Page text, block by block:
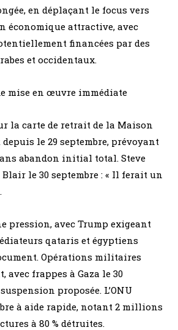
en déplaçant le focus vers
économique attractive, avec
financées par des
et occidentaux.
mise en œuvre immédiate
la carte de retrait de la Maison
le 29 septembre, prévoyant
abandon initial total. Steve
le 30 septembre : « Il ferait un
pression, avec Trump exigeant
qataris et égyptiens
Opérations militaires
frappes à Gaza le 30
proposée. L’ONU
à aide rapide, notant 2 millions
à 80 % détruites.